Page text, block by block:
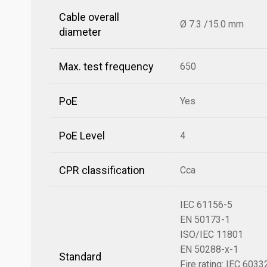
Cable overall
diameter
Ø 7.3 /15.0 mm
Max. test frequency 650
PoE Yes
PoE Level 4
CPR classification Cca
Standard
IEC 61156-5
EN 50173-1
ISO/IEC 11801
EN 50288-x-1
Fire rating: IEC